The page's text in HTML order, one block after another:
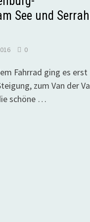
See und
0
Fahrrad ging es erst
zum Van der
schöne …